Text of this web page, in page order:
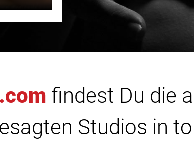
findest Du die
Studios in